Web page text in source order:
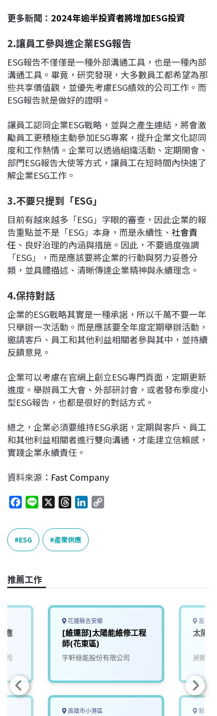
更多新聞： 2024年逾半投資者將增加ESG投資
2.讓員工參與進企業ESG報告
ESG報告不僅僅是一種外部溝通工具，也是一種內部
溝通工具。畢竟，研究發現，大多數員工都希望為那
些共享價值觀，並優先考慮ESG績效的公司工作。而
ESG報告就是做好的證明。
讓員工認同企業ESG戰略，並與之產生連結，將會激
勵員工更積極主動參加ESG專案，提升企業文化認同
度和工作熱情。企業可以透過組織活動、定期開會、
部門ESG報告大使等方式，讓員工在短時間內快速了
解企業ESG工作。
3.不要只提到「ESG」
目前有越來越多「ESG」字眼的審查，因此企業的報
告重點並不是「ESG」本身，而是永續性、 社會責
任 、良好治理的內涵與措施。因此，不要過度強調
「ESG」，而是應該要將企業的行動與努力妥善分
類，並具體描述、清晰傳達企業精神與永續理念。
4.保持對話
企業的ESG戰略其實是一種承諾，所以千萬不要一年
只舉辦一次活動。而是應該要全年度定期舉辦活動，
邀請客戶、員工和其他利益相關者參與其中，並持續
反饋意見。
企業可以考慮在官網上創立ESG專門頁面，定期更新
進度。舉辦員工大會、外部研討會，或者發布季度小
型ESG報告，也都是很好的對話方式。
總之，企業必須要維持ESG承諾，定期與客戶、員工
和其他利益相關者進行雙向溝通，才能建立信賴感，
實踐企業永續責任。
資料來源： Fast Company
c
e
b
o
k
e
r
e
a
k
n
k
ESG 產業供應
推薦工作
應
司
花蓮縣吉安鄉
[維運部]太陽能維修工程
師(花東區)
宇軒綠能股份有限公司
高雄市小港區
嘉義
太陽
昶勛科
新北